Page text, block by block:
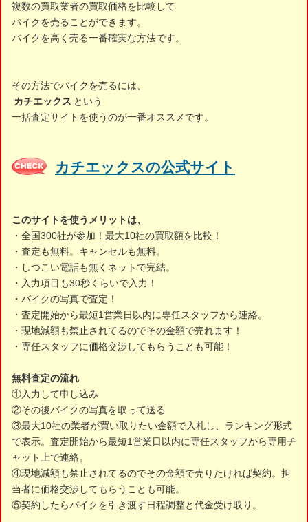
複数の買取業者の買取価格を比較して
バイクを売ることができます。
バイクを高く売る一番確実な方法です。
その方法でバイクを売るには、
カチエックス という
一括査定サイトを使うのが一番オススメです。
カチエックスの公式サイト
このサイトを使うメリットは、
・全国300社が参加！最大10社の買取額を比較！
・査定も無料。キャンセルも無料。
・しつこい電話も無くネットで完結。
・入力項目も30秒くらいで入力！
・バイクの写真で査定！
・査定開始から最短1営業日以内に専任スタッフから連絡。
・現地減額も禁止されてるのでその金額で売れます！
・専任スタッフに価格交渉してもらうことも可能！
無料査定の流れ
①入力して申し込み
②その後バイクの写真を取って送る
③最大10社の業者が買い取りたい金額で入札し、ランキング形式
で表示。査定開始から最短1営業日以内に専任スタッフから専用チ
ャット上で連絡。
④現地減額も禁止されてるのでその金額で売りたければ契約。担
当者に価格交渉してもらうことも可能。
⑤契約したらバイクを引き渡す日程調整と代金受け取り。